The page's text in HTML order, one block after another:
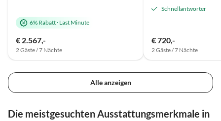
6% Rabatt· Last Minute
€ 2.567,-
2 Gäste / 7 Nächte
Schnellantworter
€ 720,-
2 Gäste / 7 Nächte
Alle anzeigen
Die meistgesuchten Ausstattungsmerkmale in